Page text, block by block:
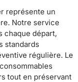
représente un
Notre service
chaque départ,
standards
régulière. Le
tout en préservant